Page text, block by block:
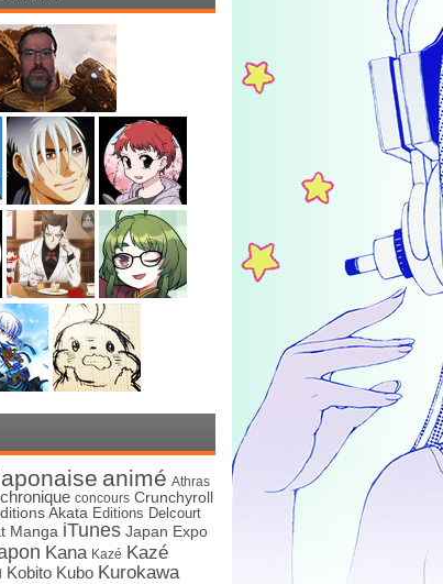
animé Athras
chronique concours Crunchyroll
Akata Editions Delcourt
Manga iTunes Japan Expo
Kana Kazé Kazé
Kobito Kubo Kurokawa